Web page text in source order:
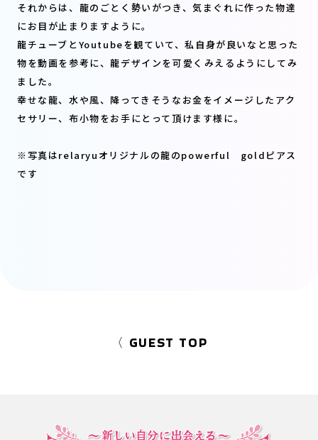
それからは、龍のごとく勢いがつき、気まぐれに作った物達
にお目が止まりますように。
龍チューブとYoutubeを観ていて、私自身が良いなと思った
物を動画を参考に、龍デザインを可愛くみえるようにしてみ
ました。
幸せな龍、水や風、降ってきそうなお金をイメージしたアク
セサリー、布小物をお手にとって頂けます様に。
※写真はrelaryu オリジナルの龍のpowerful gold ピアス
です
〈 GUEST TOP